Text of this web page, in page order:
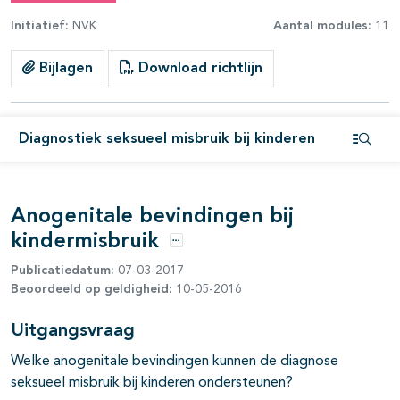
Initiatief: NVK Aantal modules: 11
Bijlagen Download richtlijn
Diagnostiek seksueel misbruik bij kinderen
Anogenitale bevindingen bij
kindermisbruik
Opties
Publicatiedatum: 07-03-2017
Beoordeeld op geldigheid: 10-05-2016
Uitgangsvraag
Welke anogenitale bevindingen kunnen de diagnose
seksueel misbruik bij kinderen ondersteunen?